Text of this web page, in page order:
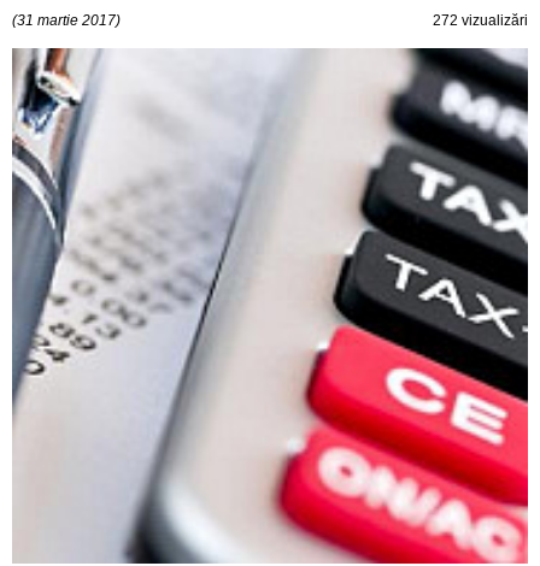
(31 martie 2017) 272 vizualizări